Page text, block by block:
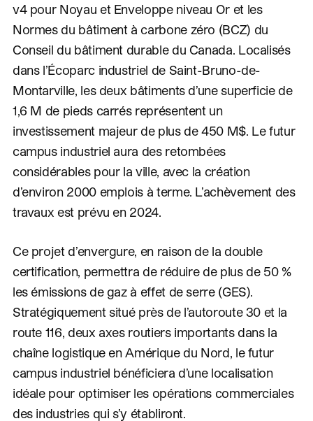
v4 pour Noyau et Enveloppe niveau Or et les
Normes du bâtiment à carbone zéro (BCZ) du
Conseil du bâtiment durable du Canada. Localisés
dans l’Écoparc industriel de Saint-Bruno-de-
Montarville, les deux bâtiments d’une superficie de
1,6 M de pieds carrés représentent un
investissement majeur de plus de 450 M$. Le futur
campus industriel aura des retombées
considérables pour la ville, avec la création
d’environ 2000 emplois à terme. L’achèvement des
travaux est prévu en 2024.
Ce projet d’envergure, en raison de la double
certification, permettra de réduire de plus de 50 %
les émissions de gaz à effet de serre (GES).
Stratégiquement situé près de l’autoroute 30 et la
route 116, deux axes routiers importants dans la
chaîne logistique en Amérique du Nord, le futur
campus industriel bénéficiera d’une localisation
idéale pour optimiser les opérations commerciales
des industries qui s’y établiront.